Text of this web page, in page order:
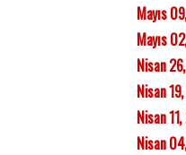
Mayıs
Mayıs
Nisan
Nisan
Nisan
Nisan